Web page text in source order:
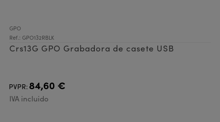
GPO
Ref.: GPO132RBLK
Crs13G GPO Grabadora de casete USB
PVPR: 84,60 €
IVA incluido